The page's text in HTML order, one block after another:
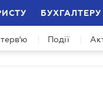
БУХГАЛТЕРУ
Події